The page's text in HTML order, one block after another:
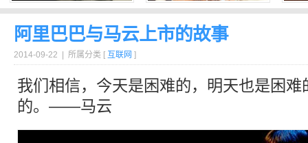
阿里巴巴与马云上市的故事
2014-09-22 | 所属分类 [ 互联网 ]
我们相信，今天是困难的，明天也是困
的。——马云